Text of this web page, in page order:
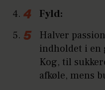
Fyld:
Halver
indholdet i en
Kog, til
afkøle, mens